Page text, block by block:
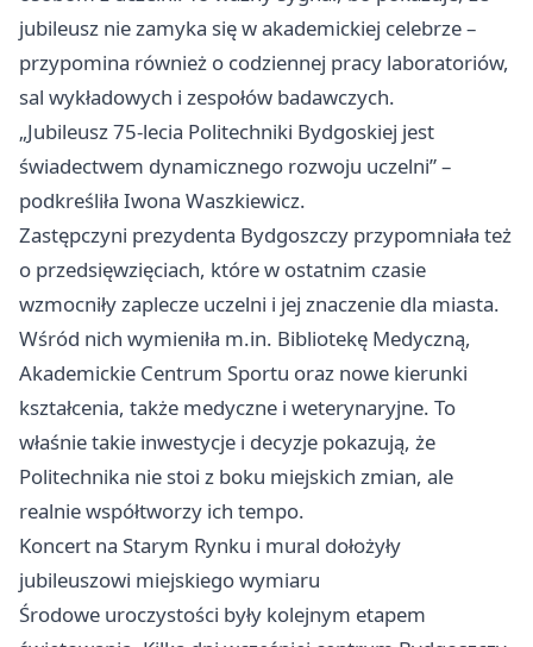
jubileusz nie zamyka się w akademickiej celebrze –
przypomina również o codziennej pracy laboratoriów,
sal wykładowych i zespołów badawczych.
„Jubileusz 75-lecia Politechniki Bydgoskiej jest
świadectwem dynamicznego rozwoju uczelni” –
podkreśliła Iwona Waszkiewicz.
Zastępczyni prezydenta Bydgoszczy przypomniała też
o przedsięwzięciach, które w ostatnim czasie
wzmocniły zaplecze uczelni i jej znaczenie dla miasta.
Wśród nich wymieniła m.in. Bibliotekę Medyczną,
Akademickie Centrum Sportu oraz nowe kierunki
kształcenia, także medyczne i weterynaryjne. To
właśnie takie inwestycje i decyzje pokazują, że
Politechnika nie stoi z boku miejskich zmian, ale
realnie współtworzy ich tempo.
Koncert na Starym Rynku i mural dołożyły
jubileuszowi miejskiego wymiaru
Środowe uroczystości były kolejnym etapem